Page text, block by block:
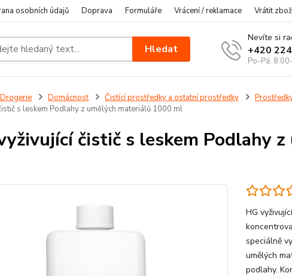
osobních údajů Doprava Formuláře Vrácení / reklamace Vrátit
Hledat
Nevíte si
+420
Po-Pá:
Drogerie Domácnost Čistící prostředky a ostatní prostředky
s leskem Podlahy z umělých materiálů 1000 ml
čistič s leskem Podlahy
HG
speciálně
umělých
podlahy.